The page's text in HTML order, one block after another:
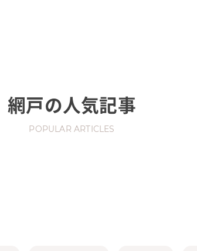
網戸の人気記事
POPULAR ARTICLES